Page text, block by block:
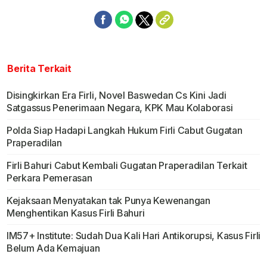
Berita Terkait
Disingkirkan Era Firli, Novel Baswedan Cs Kini Jadi
Satgassus Penerimaan Negara, KPK Mau Kolaborasi
Polda Siap Hadapi Langkah Hukum Firli Cabut Gugatan
Praperadilan
Firli Bahuri Cabut Kembali Gugatan Praperadilan Terkait
Perkara Pemerasan
Kejaksaan Menyatakan tak Punya Kewenangan
Menghentikan Kasus Firli Bahuri
IM57+ Institute: Sudah Dua Kali Hari Antikorupsi, Kasus Firli
Belum Ada Kemajuan